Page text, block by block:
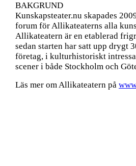
BAKGRUND
Kunskapsteater.nu skapades
forum för Allikateaterns alla
Allikateatern är en etablerad
sedan starten har satt upp drygt
företag, i kulturhistoriskt
scener i både Stockholm och
Läs mer om Allikateatern på